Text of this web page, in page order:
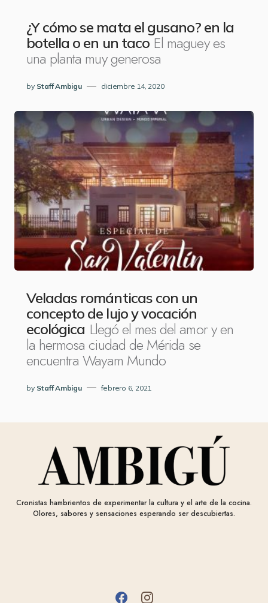
¿Y cómo se mata el gusano? en la
botella o en un taco El maguey es
una planta muy generosa
by Staff Ambigu diciembre 14, 2020
Veladas románticas con un
concepto de lujo y vocación
ecológica Llegó el mes del amor y en
la hermosa ciudad de Mérida se
encuentra Wayam Mundo
by Staff Ambigu febrero 6, 2021
Cronistas hambrientos de experimentar la cultura y el arte de la cocina.
Olores, sabores y sensaciones esperando ser descubiertas.